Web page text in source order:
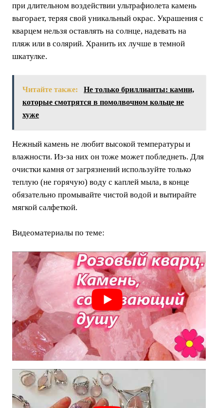
при длительном воздействии ультрафиолета камень
выгорает, теряя свой уникальный окрас. Украшения с
кварцем нельзя оставлять на солнце, надевать на
пляж или в солярий. Хранить их лучше в темной
шкатулке.
Читайте также:
Не только бриллианты: камни,
которые смотрятся в помолвочном кольце не
хуже
Нежный камень не любит высокой температуры и
влажности. Из-за них он тоже может побледнеть. Для
очистки камня от загрязнений используйте только
теплую (не горячую) воду с каплей мыла, в конце
обязательно промывайте чистой водой и вытирайте
мягкой салфеткой.
Видеоматериалы по теме: